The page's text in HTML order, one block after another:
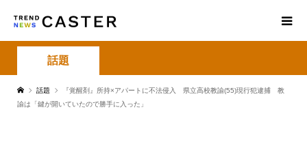
話題
話題
『覚醒剤』所持×アパートに不法侵入 県立高校教諭(55)現行犯逮捕 教
諭は「鍵が開いていたので勝手に入った」